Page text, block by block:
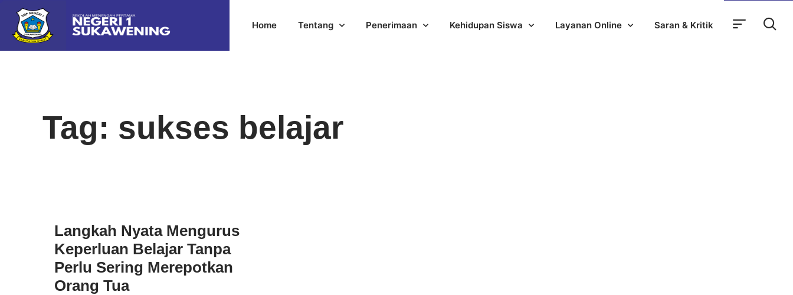
Home Tentang Penerimaan Kehidupan Siswa Layanan Online Saran & Kritik
Tag: sukses belajar
Langkah Nyata Mengurus
Keperluan Belajar Tanpa
Perlu Sering Merepotkan
Orang Tua